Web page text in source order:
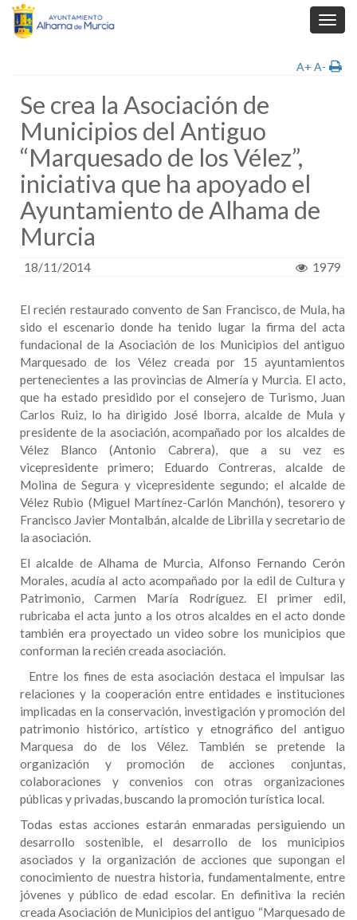
A+ A-
Se crea la Asociación de
Municipios del Antiguo
“Marquesado de los Vélez”,
iniciativa que ha apoyado el
Ayuntamiento de Alhama de
Murcia
18/11/2014 1979
El recién restaurado convento de San Francisco, de Mula, ha
sido el escenario donde ha tenido lugar la firma del acta
fundacional de la Asociación de los Municipios del antiguo
Marquesado de los Vélez creada por 15 ayuntamientos
pertenecientes a las provincias de Almería y Murcia. El acto,
que ha estado presidido por el consejero de Turismo, Juan
Carlos Ruiz, lo ha dirigido José Iborra, alcalde de Mula y
presidente de la asociación, acompañado por los alcaldes de
Vélez Blanco (Antonio Cabrera), que a su vez es
vicepresidente primero; Eduardo Contreras, alcalde de
Molina de Segura y vicepresidente segundo; el alcalde de
Vélez Rubio (Miguel Martínez-Carlón Manchón), tesorero y
Francisco Javier Montalbán, alcalde de Librilla y secretario de
la asociación.
El alcalde de Alhama de Murcia, Alfonso Fernando Cerón
Morales, acudía al acto acompañado por la edil de Cultura y
Patrimonio, Carmen María Rodríguez. El primer edil,
rubricaba el acta junto a los otros alcaldes en el acto donde
también era proyectado un video sobre los municipios que
conforman la recién creada asociación.
Entre los fines de esta asociación destaca el impulsar las
relaciones y la cooperación entre entidades e instituciones
implicadas en la conservación, investigación y promoción del
patrimonio histórico, artístico y etnográfico del antiguo
Marquesa do de los Vélez. También se pretende la
organización y promoción de acciones conjuntas,
colaboraciones y convenios con otras organizaciones
públicas y privadas, buscando la promoción turística local.
Todas estas acciones estarán enmaradas persiguiendo un
desarrollo sostenible, el desarrollo de los municipios
asociados y la organización de acciones que supongan el
conocimiento de nuestra historia, fundamentalmente, entre
jóvenes y público de edad escolar. En definitiva la recién
creada Asociación de Municipios del antiguo “Marquesado de